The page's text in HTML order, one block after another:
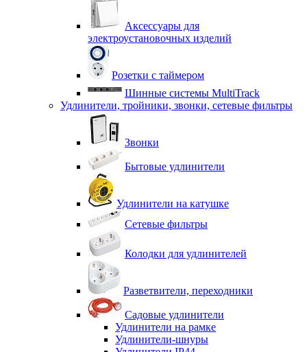
Аксессуары для
электроустановочных изделий
Розетки с таймером
Шинные системы MultiTrack
Удлинители, тройники, звонки, сетевые фильтры
Звонки
Бытовые удлинители
Удлинители на катушке
Сетевые фильтры
Колодки для удлинителей
Разветвители, переходники
Садовые удлинители
Удлинители на рамке
Удлинители-шнуры